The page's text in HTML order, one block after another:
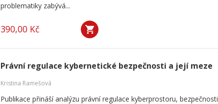
problematiky zabývá...
390,00 Kč
Právní regulace kybernetické bezpečnosti a její meze
Kristina Ramešová
Publikace přináší analýzu právní regulace kyberprostoru, bezpečnosti